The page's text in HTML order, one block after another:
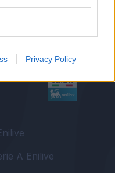
Privacy Policy
A Enilive